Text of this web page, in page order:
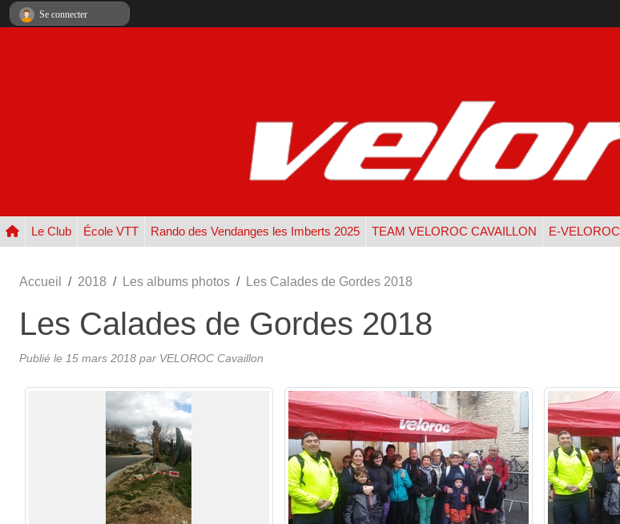
Le Club École VTT Rando des Vendanges les Imberts 2025 TEAM VELOROC CAVAILLON E-VELOROC
Accueil 2018 Les albums photos Les Calades de Gordes 2018
Les Calades de Gordes 2018
Publié le 15 mars 2018 par VELOROC Cavaillon
Se connecter
Panneau de gestion des cookies